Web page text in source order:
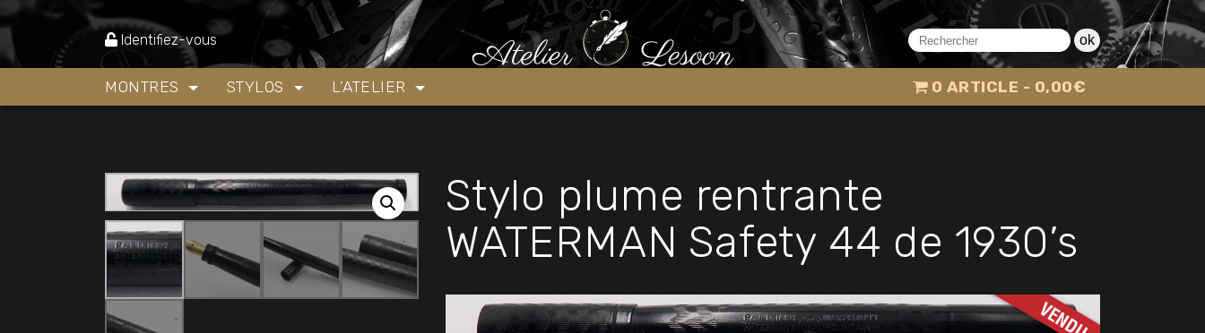
Identifiez-vous ok
MONTRES STYLOS L’ATELIER 0 ARTICLE 0,00€
Stylos Stylos plume Stylo plume rentrante WATERMAN Safety 44 de 1930’s
Stylo plume rentrante
WATERMAN Safety 44 de 1930’s